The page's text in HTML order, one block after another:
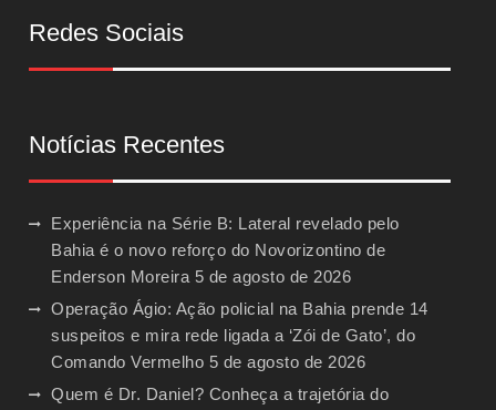
Redes Sociais
Notícias Recentes
Experiência na Série B: Lateral revelado pelo
Bahia é o novo reforço do Novorizontino de
Enderson Moreira 5 de agosto de 2026
Operação Ágio: Ação policial na Bahia prende 14
suspeitos e mira rede ligada a ‘Zói de Gato’, do
Comando Vermelho 5 de agosto de 2026
Quem é Dr. Daniel? Conheça a trajetória do